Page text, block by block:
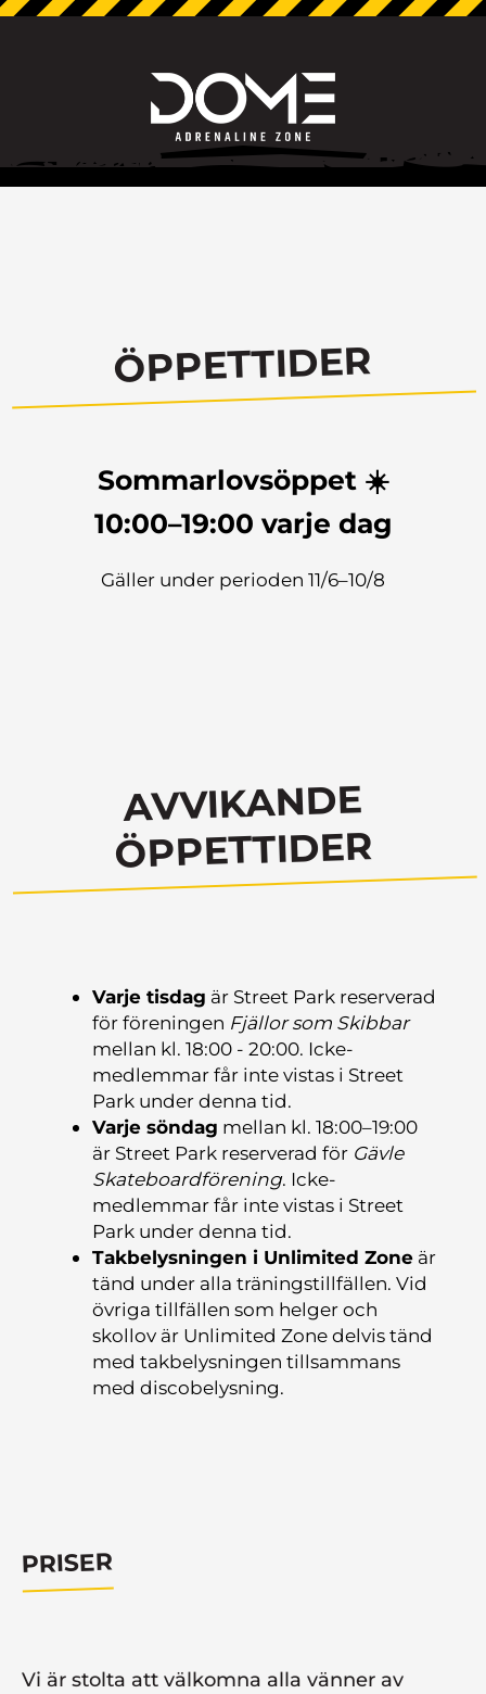
ÖPPETTIDER
Sommarlovsöppet ☀️
10:00–19:00 varje dag
Gäller under perioden 11/6–10/8
AVVIKANDE
ÖPPETTIDER
Varje tisdag är Street Park reserverad
för föreningen Fjällor som Skibbar
mellan kl. 18:00 - 20:00. Icke-
medlemmar får inte vistas i Street
Park under denna tid.
Varje söndag mellan kl. 18:00–19:00
är Street Park reserverad för Gävle
Skateboardförening. Icke-
medlemmar får inte vistas i Street
Park under denna tid.
Takbelysningen i Unlimited Zone är
tänd under alla träningstillfällen. Vid
övriga tillfällen som helger och
skollov är Unlimited Zone delvis tänd
med takbelysningen tillsammans
med discobelysning.
PRISER
Vi är stolta att välkomna alla vänner av